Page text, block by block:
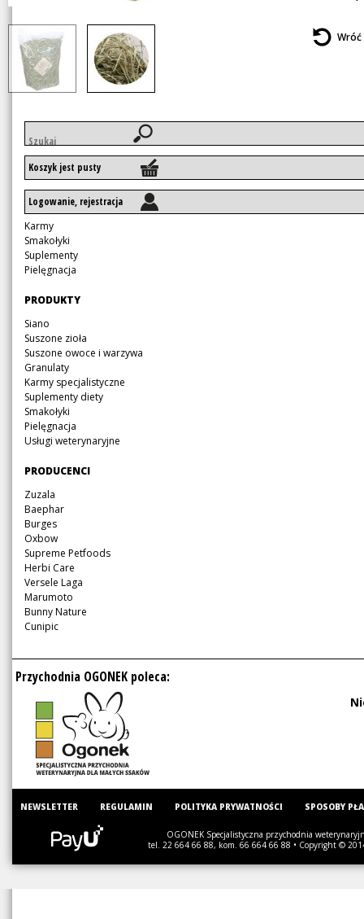
Wróć
kluczowe
Koszyk jest pusty
Logowanie, rejestracja
Pomiń
nawigację
Karmy
Smakołyki
Suplementy
Pielęgnacja
Pomiń
nawigację
PRODUKTY
Pomiń
nawigację
Siano
Suszone zioła
Suszone owoce i warzywa
Granulaty
Karmy specjalistyczne
Suplementy diety
Smakołyki
Pielęgnacja
Usługi weterynaryjne
Pomiń
nawigację
PRODUCENCI
Pomiń
nawigację
Zuzala
Baephar
Burges
Oxbow
Supreme Petfoods
Herbi Care
Versele Laga
Marumoto
Bunny Nature
Cunipic
Przychodnia OGONEK poleca:
NEWSLETTER REGULAMIN POLITYKA PRYWATNOŚCI SPOSOBY
OGONEK Specjalistyczna przychodnia
tel. 22 664 66 88, kom. 66 664 66 88 • Copyright ©